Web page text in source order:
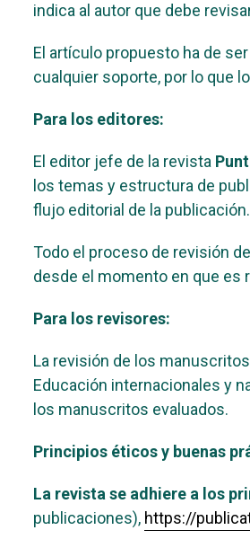
indica al autor que debe
El artículo propuesto ha de
cualquier soporte, por lo que
Para los editores:
El editor jefe de la revista
los temas y estructura de
flujo editorial de la publicación.
Todo el proceso de revisión
desde el momento en que es
Para los revisores:
La revisión de los
Educación internacionales y
los manuscritos evaluados.
Principios éticos y buenas
La revista se adhiere a los
publicaciones), https://